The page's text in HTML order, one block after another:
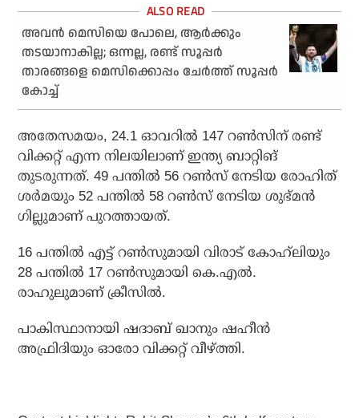
അവന്‍ മെസിയെ പോലെ, ആര്‍ക്കും
തടയാനാകില്ല; ഒന്നല്ല, രണ്ട് സൂപ്പര്‍
താരങ്ങളെ മെസിക്കൊപ്പം ചേര്‍ത്ത് സൂപ്പര്‍
കോച്ച്
അതേസമയം, 24.1 ഓവറില്‍ 147 റണ്‍സിന് രണ്ട്
വിക്കറ്റ് എന്ന നിലയിലാണ് ഇന്ത്യ ബാറ്റിങ്
തുടരുന്നത്. 49 പന്തില്‍ 56 റണ്‍സ് നേടിയ രോഹിത്
ശര്‍മയും 52 പന്തില്‍ 58 റണ്‍സ് നേടിയ ശുഭ്മന്‍
ഗില്ലുമാണ് പുറത്തായത്.
16 പന്തില്‍ എട്ട് റണ്‍സുമായി വിരാട് കോഹ്‌ലിയും
28 പന്തില്‍ 17 റണ്‍സുമായി കെ.എല്‍.
രാഹുലുമാണ് ക്രീസില്‍.
പാകിസ്ഥാനായി ഷദാബ് ഖാനും ഷഹീന്‍
അഫ്രിദിയും ഓരോ വിക്കറ്റ് വീഴ്ത്തി.